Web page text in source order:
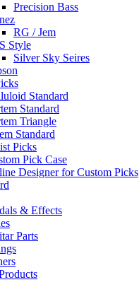
Precision Bass
RG / Jem
Style
Silver Sky Seires
Standard
Standard
Triangle
Standard
Picks
Pick Case
Designer for Custom Picks
& Effects
Parts